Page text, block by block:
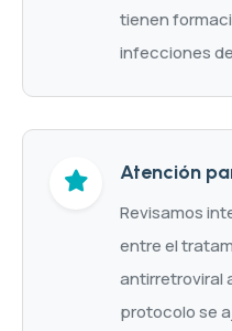
tienen
infecciones
Atención
Revisamos
entre el
antirretroviral
protocolo se